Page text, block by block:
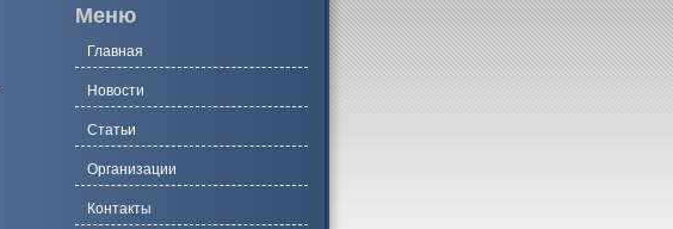
Меню
Главная
Новости
Статьи
Организации
Контакты